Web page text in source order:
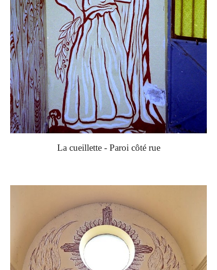
La cueillette - Paroi côté rue